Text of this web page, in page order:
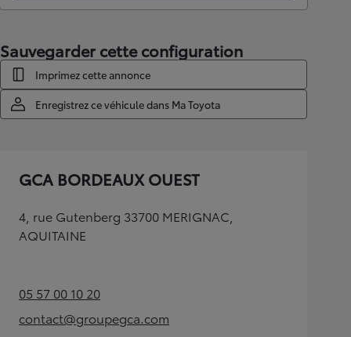
Sauvegarder cette configuration
Imprimez cette annonce
Enregistrez ce véhicule dans Ma Toyota
GCA BORDEAUX OUEST
4, rue Gutenberg 33700 MERIGNAC,
AQUITAINE
05 57 00 10 20(Opens in new tab)
contact@groupegca.com
(Opens in new tab)